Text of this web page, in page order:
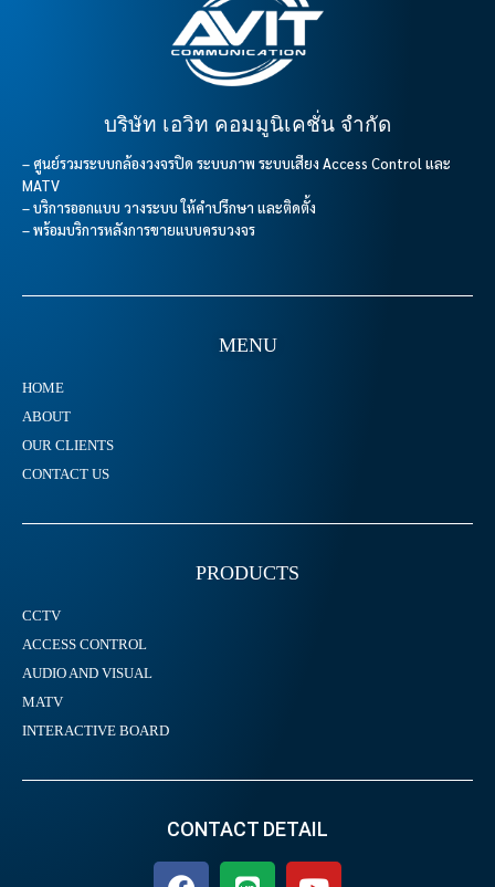
บริษัท เอวิท คอมมูนิเคชั่น จำกัด
– ศูนย์รวมระบบกล้องวงจรปิด ระบบภาพ ระบบเสียง Access Control และ
MATV
– บริการออกแบบ วางระบบ ให้คำปรึกษา และติดตั้ง
– พร้อมบริการหลังการขายแบบครบวงจร
MENU
HOME
ABOUT
OUR CLIENTS
CONTACT US
PRODUCTS
CCTV
ACCESS CONTROL
AUDIO AND VISUAL
MATV
INTERACTIVE BOARD
CONTACT DETAIL